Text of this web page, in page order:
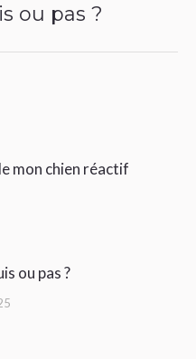
ou pas ?
mon chien réactif
ou pas ?